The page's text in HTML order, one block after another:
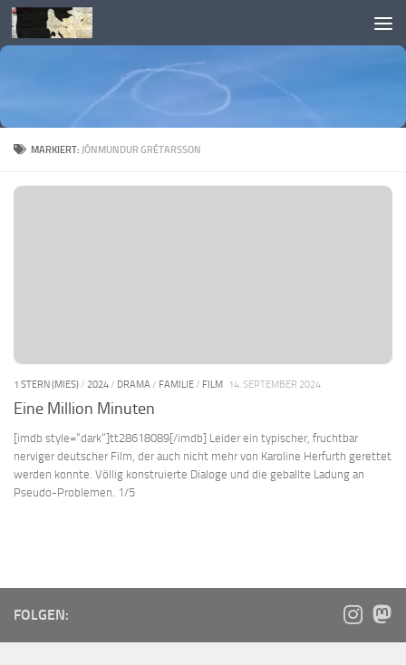
Skip to content
MARKIERT: JÓNMUNDUR GRÉTARSSON
1 STERN (MIES)/ 2024/ DRAMA / FAMILIE/ FILM 14. SEPTEMBER 2024
Eine Million Minuten
[imdb style=“dark“]tt28618089[/imdb] Leider ein typischer, fruchtbar
nerviger deutscher Film, der auch nicht mehr von Karoline Herfurth gerettet
werden konnte. Völlig konstruierte Dialoge und die geballte Ladung an
Pseudo-Problemen. 1/5
FOLGEN: